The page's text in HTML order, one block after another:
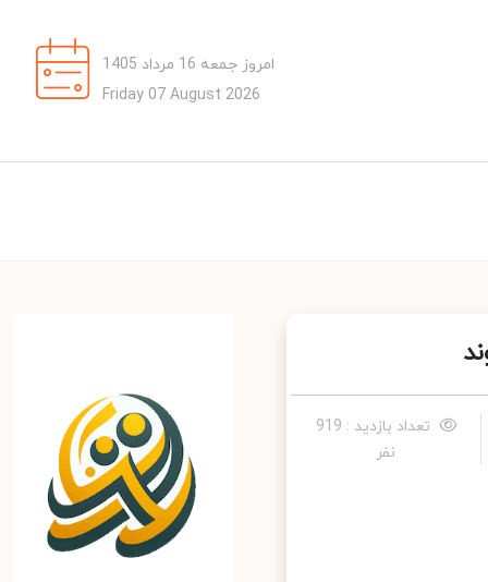
امروز جمعه 16 مرداد 1405
Friday 07 August 2026
تعداد بازدید : 919
نفر